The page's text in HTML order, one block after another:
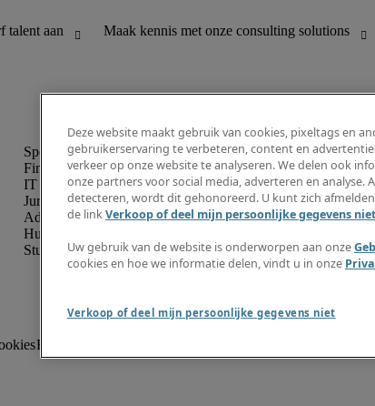
Finance en boekhouding
IT en digital
Juridisch
Administratie en office support
Human resources
Student
Maak
Rekruteringsvoorwaarden
Deze website maakt gebruik van cookies, pixeltags en
gebruikerservaring te verbeteren, content en
verkeer op onze website te analyseren. We delen ook
onze partners voor social media, adverteren en analyse.
detecteren, wordt dit gehonoreerd. U kunt zich
de linkVerkoop of deel mijn persoonlijke gegevens niet
Uw gebruik van de website is onderworpen aan onze
cookies en hoe we informatie delen, vindt u in onze
Verkoop of deel mijn persoonlijke gegevens niet